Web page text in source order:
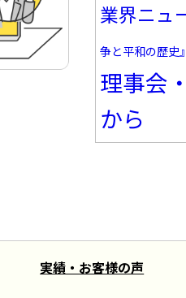
業界ニュ
争と平和の歴史
理事会
から
実績・お客様の声